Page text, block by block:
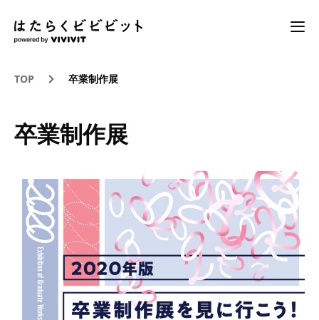
TOP 卒業制作展
卒業制作展